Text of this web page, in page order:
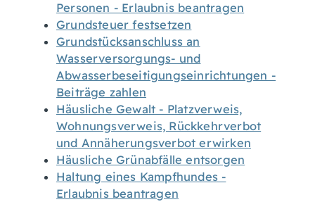
Personen - Erlaubnis beantragen
Grundsteuer festsetzen
Grundstücksanschluss an
Wasserversorgungs- und
Abwasserbeseitigungseinrichtungen -
Beiträge zahlen
Häusliche Gewalt - Platzverweis,
Wohnungsverweis, Rückkehrverbot
und Annäherungsverbot erwirken
Häusliche Grünabfälle entsorgen
Haltung eines Kampfhundes -
Erlaubnis beantragen